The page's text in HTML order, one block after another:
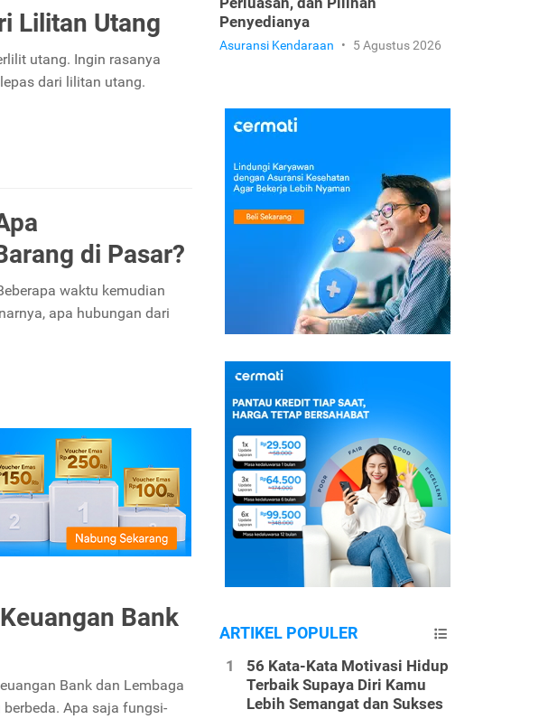
Lilitan Utang
utang. Ingin rasanya
dari lilitan utang.
di Pasar?
waktu kemudian
apa hubungan dari
Bank
Bank dan Lembaga
Apa saja fungsi-
Penyedianya
Asuransi Kendaraan • 5 Agustus 2026
ARTIKEL POPULER
56 Kata-Kata Motivasi Hidup
Terbaik Supaya Diri Kamu
Lebih Semangat dan Sukses